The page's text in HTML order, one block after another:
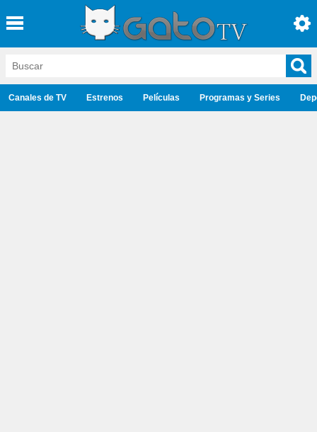
Canales de TV Estrenos Películas Programas y Series